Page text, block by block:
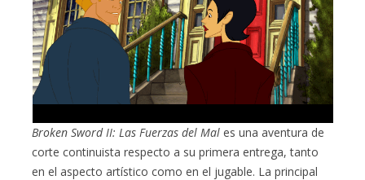
Broken Sword II: Las Fuerzas del Mal es una aventura de
corte continuista respecto a su primera entrega, tanto
en el aspecto artístico como en el jugable. La principal